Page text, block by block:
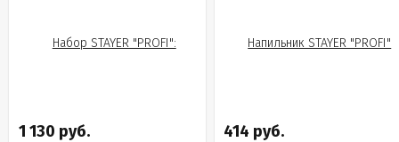
1 130 руб. 414 руб.